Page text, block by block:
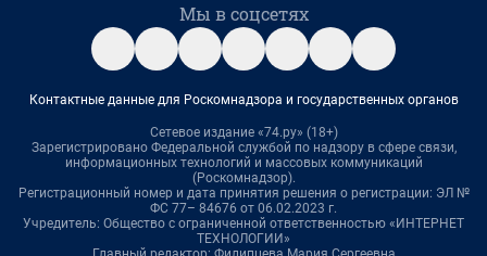
Мы в соцсетях
Контактные данные для Роскомнадзора и государственных органов
Сетевое издание «74.ру» (18+)
Зарегистрировано Федеральной службой по надзору в сфере связи,
информационных технологий и массовых коммуникаций
(Роскомнадзор).
Регистрационный номер и дата принятия решения о регистрации: ЭЛ №
ФС 77– 84676 от 06.02.2023 г.
Учредитель: Общество с ограниченной ответственностью «ИНТЕРНЕТ
ТЕХНОЛОГИИ»